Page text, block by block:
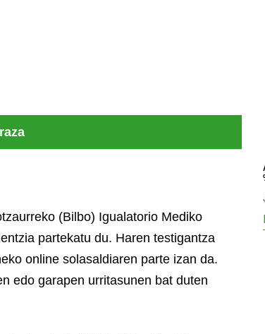
(Bilbo) Igualatorio Mediko
partekatu du. Haren testigantza
online solasaldiaren parte izan da.
edo garapen urritasunen bat duten